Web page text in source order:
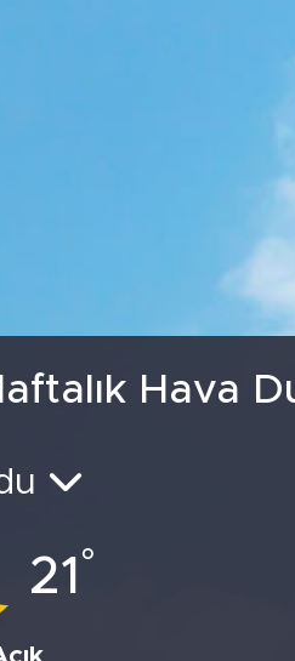
Hava
21°